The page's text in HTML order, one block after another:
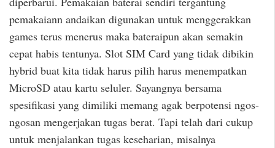
pemakaiann andaikan digunakan untuk menggerakkan
games terus menerus maka bateraipun akan semakin
cepat habis tentunya. Slot SIM Card yang tidak dibikin
hybrid buat kita tidak harus pilih harus menempatkan
MicroSD atau kartu seluler. Sayangnya bersama
spesifikasi yang dimiliki memang agak berpotensi ngos-
ngosan mengerjakan tugas berat. Tapi telah dari cukup
untuk menjalankan tugas keseharian, misalnya